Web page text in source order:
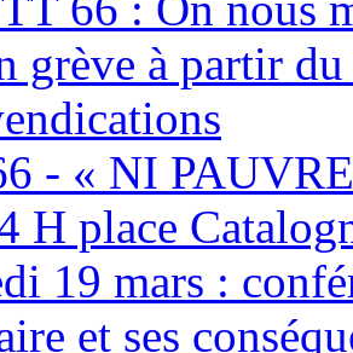
grève à partir
- « NI
H place
19 mars :
et ses